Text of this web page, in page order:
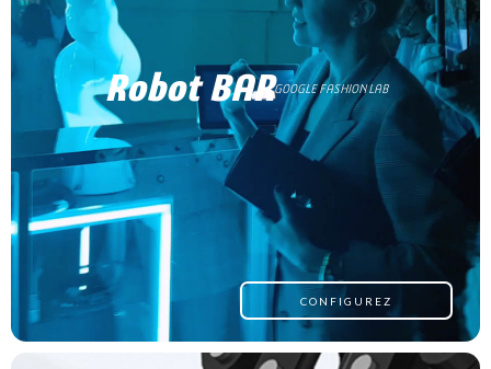
CONFIGUREZ
Robot BARGOOGLE FASHION LAB